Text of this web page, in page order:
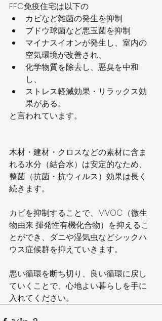
FFC免疫住宅は以下の
カビなど雑菌の発生を抑制
ブドウ球菌など悪玉菌を抑制
マイナスイオンが発生し、室内の
空気環境が改善され、
化学物質を除去し、悪臭を中和
し、
ストレス軽減効果・リラックス効
果がある。
と言われています。
木材・建材・クロスなどの素材に含ま
れる水分（結合水）は安定的なため、
整菌（抗菌・抗ウィルス）効果は長く
続きます。
カビを抑制することで、MVOC（微生
物由来 揮発性有機化合物）を抑えるこ
とができ、ダニや湿気虫などシックハ
ウス症候群を抑えていきます。
悪い循環を断ち切り、良い循環に戻し
ていくことで、心地よい暮らしを手に
入れてください。